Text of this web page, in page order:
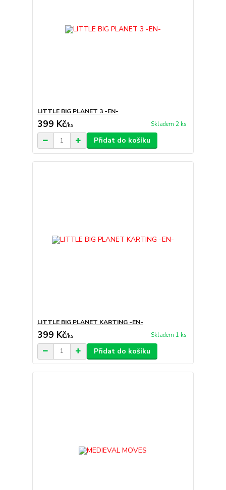
LITTLE BIG PLANET 3 -EN-
399 Kč/ks Skladem 2 ks
Přidat do košíku
LITTLE BIG PLANET KARTING -EN-
399 Kč/ks Skladem 1 ks
Přidat do košíku